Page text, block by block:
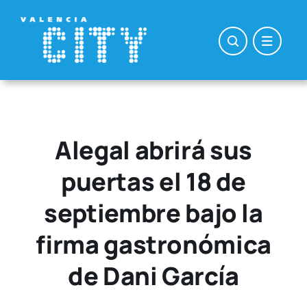
contenido
Alegal abrirá sus
puertas el 18 de
septiembre bajo la
firma gastronómica
de Dani García